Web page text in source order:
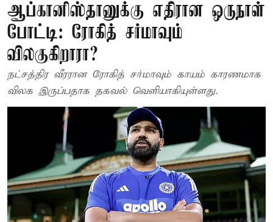
ஆப்கானிஸ்தானுக்கு எதிரான ஒருநாள்
போட்டி: ரோகித் சர்மாவும்
விலகுகிறாரா?
நட்சத்திர வீரரான ரோகித் சர்மாவும் காயம் காரணமாக
விலக இருப்பதாக தகவல் வெளியாகியுள்ளது.